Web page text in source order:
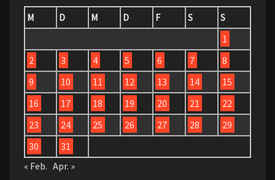
M
D M D F S
S
1
2
3 4 5 6 7
8
9
10 11 12 13 14
15
16
17 18 19 20 21
22
23
24 25 26 27 28
29
30
31
« Feb. Apr. »